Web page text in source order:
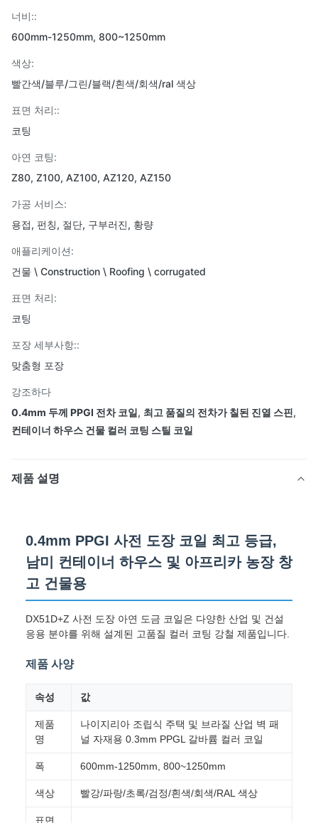
너비::
600mm-1250mm, 800~1250mm
색상:
빨간색/블루/그린/블랙/흰색/회색/ral 색상
표면 처리::
코팅
아연 코팅:
Z80, Z100, AZ100, AZ120, AZ150
가공 서비스:
용접, 펀칭, 절단, 구부러진, 황량
애플리케이션:
건물 \ Construction \ Roofing \ corrugated
표면 처리:
코팅
포장 세부사항::
맞춤형 포장
강조하다
0.4mm 두께 PPGI 전차 코일, 최고 품질의 전차가 칠된 진열 스핀,
컨테이너 하우스 건물 컬러 코팅 스틸 코일
제품 설명
0.4mm PPGI 사전 도장 코일 최고 등급,
남미 컨테이너 하우스 및 아프리카 농장 창
고 건물용
DX51D+Z 사전 도장 아연 도금 코일은 다양한 산업 및 건설
응용 분야를 위해 설계된 고품질 컬러 코팅 강철 제품입니다.
제품 사양
속성 값
제품
명
나이지리아 조립식 주택 및 브라질 산업 벽 패
널 자재용 0.3mm PPGL 갈바륨 컬러 코일
폭 600mm-1250mm, 800~1250mm
색상 빨강/파랑/초록/검정/흰색/회색/RAL 색상
표면